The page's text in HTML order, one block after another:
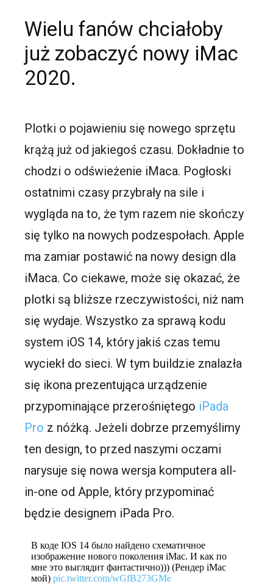
Wielu fanów chciałoby
już zobaczyć nowy iMac
2020.
Plotki o pojawieniu się nowego sprzętu
krążą już od jakiegoś czasu. Dokładnie to
chodzi o odświeżenie iMaca. Pogłoski
ostatnimi czasy przybrały na sile i
wygląda na to, że tym razem nie skończy
się tylko na nowych podzespołach. Apple
ma zamiar postawić na nowy design dla
iMaca. Co ciekawe, może się okazać, że
plotki są bliższe rzeczywistości, niż nam
się wydaje. Wszystko za sprawą kodu
system iOS 14, który jakiś czas temu
wyciekł do sieci. W tym buildzie znalazła
się ikona prezentująca urządzenie
przypominające przerośniętego iPada
Pro z nóżką. Jeżeli dobrze przemyślimy
ten design, to przed naszymi oczami
narysuje się nowa wersja komputera all-
in-one od Apple, który przypominać
będzie designem iPada Pro.
В коде IOS 14 было найдено схематичное
изображение нового поколения iMac. И как по
мне это выглядит фантастично))) (Рендер iMac
мой)pic.twitter.com/wGfB273GMe